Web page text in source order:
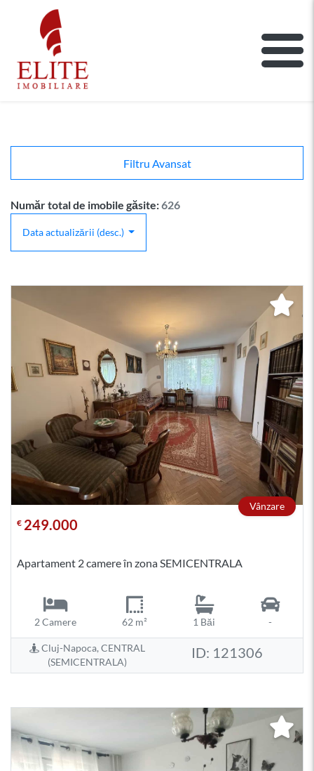
ELITE IMOBILIARE
Main Nav
Filtru Avansat
Număr total de imobile găsite:626
Data actualizării (desc.)
Vânzare
€ 249.000
Apartament 2 camere în zona SEMICENTRALA
2 Camere 62 m² 1 Băi -
Cluj-Napoca, CENTRAL
(SEMICENTRALA)
ID: 121306